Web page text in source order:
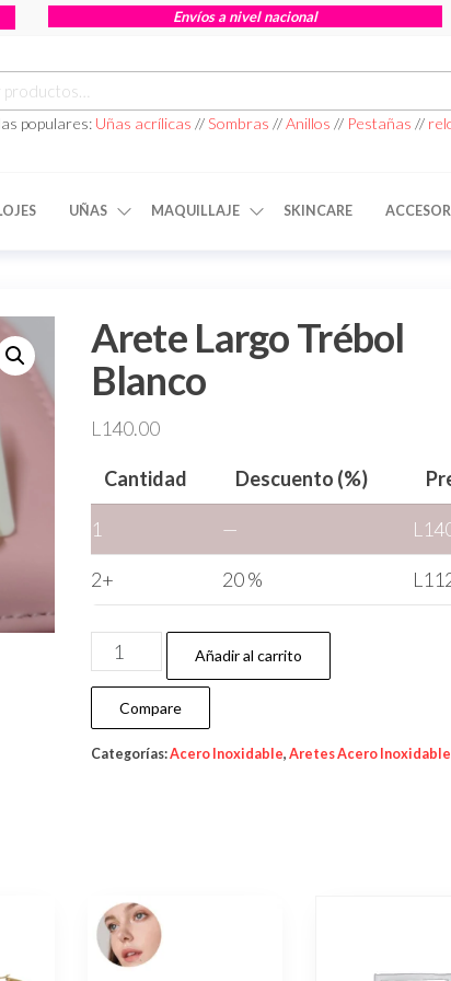
Envíos a nivel nacional
populares: Uñas acrílicas //Sombras //Anillos // Pestañas //
UÑAS MAQUILLAJE SKINCARE
Arete Largo Trébol
Blanco
L 140.00
Cantidad Descuento (%)
1 — L
2+ 20 % L
Añadir al carrito
Compare
Categorías:Acero Inoxidable, Aretes Acero Inoxidable